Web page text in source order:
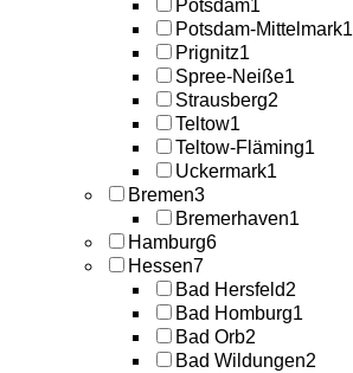
Potsdam1
Potsdam-Mittelmark1
Prignitz1
Spree-Neiße1
Strausberg2
Teltow1
Teltow-Fläming1
Uckermark1
Bremen3
Bremerhaven1
Hamburg6
Hessen7
Bad Hersfeld2
Bad Homburg1
Bad Orb2
Bad Wildungen2